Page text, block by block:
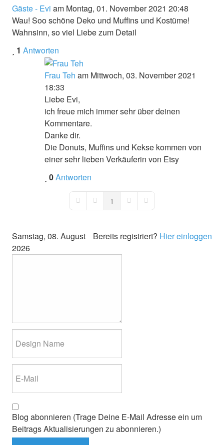
Gäste - Evi am Montag, 01. November 2021 20:48
Wau! Soo schöne Deko und Muffins und Kostüme!
Wahnsinn, so viel Liebe zum Detail
1 Antworten
Frau Teh am Mittwoch, 03. November 2021
18:33
Liebe Evi,
ich freue mich immer sehr über deinen
Kommentare.
Danke dir.
Die Donuts, Muffins und Kekse kommen von
einer sehr lieben Verkäuferin von Etsy
0Antworten
First PagePrevious Page
1 Next PageLast Page
Bereits registriert? Hier einloggen
Samstag, 08. August
2026
Blog abonnieren (Trage Deine E-Mail Adresse ein um
Beitrags Aktualisierungen zu abonnieren.)